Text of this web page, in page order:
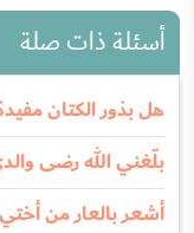
أسئلة ذات صلة
هل بذور الكتان
بلّغني الله رضى
أشعر بالعار من